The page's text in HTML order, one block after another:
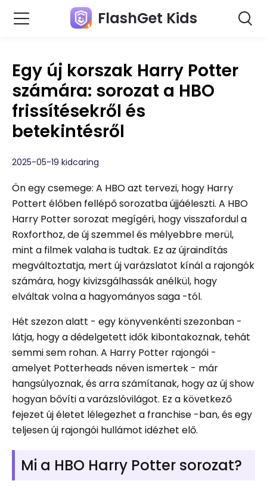
FlashGet Kids
Egy új korszak Harry Potter
számára: sorozat a HBO
frissítésekről és
betekintésről
2025-05-19 kidcaring
Ön egy csemege: A HBO azt tervezi, hogy Harry
Pottert élőben fellépő sorozatba újjáéleszti. A HBO
Harry Potter sorozat megígéri, hogy visszafordul a
Roxforthoz, de új szemmel és mélyebbre merül,
mint a filmek valaha is tudtak. Ez az újraindítás
megváltoztatja, mert új varázslatot kínál a rajongók
számára, hogy kivizsgálhassák anélkül, hogy
elváltak volna a hagyományos saga -tól.
Hét szezon alatt - egy könyvenkénti szezonban -
látja, hogy a dédelgetett idők kibontakoznak, tehát
semmi sem rohan. A Harry Potter rajongói -
amelyet Potterheads néven ismertek - már
hangsúlyoznak, és arra számítanak, hogy az új show
hogyan bővíti a varázslóvilágot. Ez a következő
fejezet új életet lélegezhet a franchise -ban, és egy
teljesen új rajongói hullámot idézhet elő.
Mi a HBO Harry Potter sorozat?